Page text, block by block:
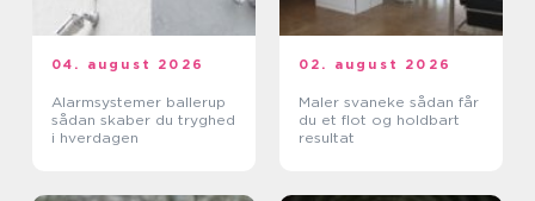
04. august 2026
Alarmsystemer ballerup
sådan skaber du tryghed
i hverdagen
02. august 2026
Maler svaneke sådan får
du et flot og holdbart
resultat